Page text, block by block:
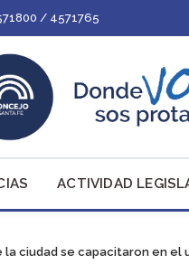
/ 4571765
ACTIVIDAD
la ciudad se capacitaron en el